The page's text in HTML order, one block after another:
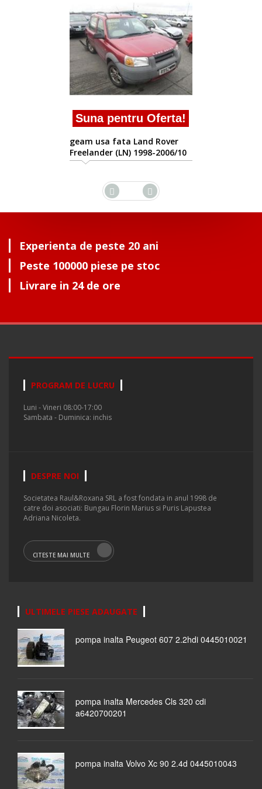
100ron tva
ron TVA inclus
geam usa fata Land
Freelander (LN) 1998-
Experienta de peste 20 ani
Peste 100000 piese pe stoc
Livrare in 24 de ore
PROGRAM DE LUCRU
Luni - Vineri 08:00-17:00
Sambata - Duminica: inchis
DESPRE NOI
Societatea Raul&Roxana SRL a fost fondata in anul 1998 de
catre doi asociati: Bungau Florin Marius si Puris Lapustea
Adriana Nicoleta.
CITESTE MAI MULTE
ULTIMELE PIESE ADAUGATE
pompa inalta Peugeot 607 2.2hdi 0445010021
pompa inalta Mercedes Cls 320 cdi
a6420700201
pompa inalta Volvo Xc 90 2.4d 0445010043